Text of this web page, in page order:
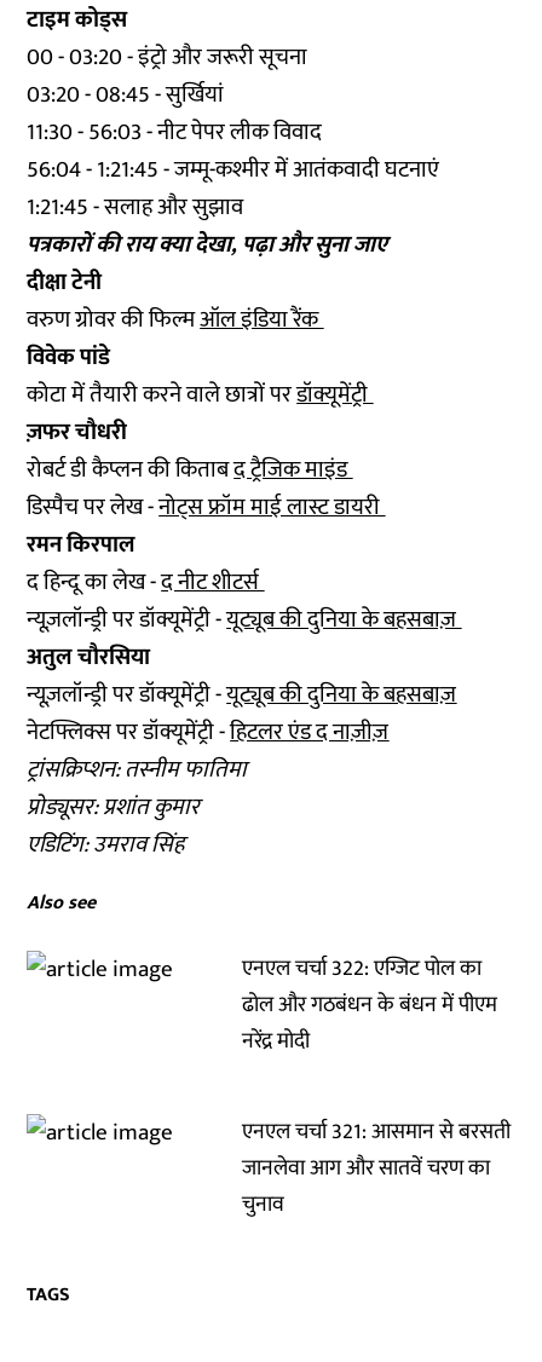
टाइम कोड्स
00 - 03:20 - इंट्रो और जरूरी सूचना
03:20 - 08:45 - सुर्खियां
11:30 - 56:03 - नीट पेपर लीक विवाद
56:04 - 1:21:45 - जम्मू-कश्मीर में आतंकवादी घटनाएं
1:21:45 - सलाह और सुझाव
पत्रकारों की राय क्या देखा, पढ़ा और सुना जाए
दीक्षा टेनी
वरुण ग्रोवर की फिल्मऑल इंडिया रैंक
विवेक पांडे
कोटा में तैयारी करने वाले छात्रों परडॉक्यूमेंट्री
ज़फर चौधरी
रोबर्ट डी कैप्लन की किताबद ट्रैजिक माइंड
डिस्पैच पर लेख -नोट्स फ्रॉम माई लास्ट डायरी
रमन किरपाल
द हिन्दू का लेख -द नीट शीटर्स
न्यूज़लॉन्ड्री पर डॉक्यूमेंट्री -यूट्यूब की दुनिया के बहसबाज़
अतुल चौरसिया
न्यूज़लॉन्ड्री पर डॉक्यूमेंट्री -यूट्यूब की दुनिया के बहसबाज़
नेटफ्लिक्स पर डॉक्यूमेंट्री -हिटलर एंड द नाज़ीज़
ट्रांसक्रिप्शन: तस्नीम फातिमा
प्रोड्यूसर: प्रशांत कुमार
एडिटिंग: उमराव सिंह
Also see
एनएल चर्चा 322: एग्जिट पोल का
ढोल और गठबंधन के बंधन में पीएम
नरेंद्र मोदी
एनएल चर्चा 321: आसमान से बरसती
जानलेवा आग और सातवें चरण का
चुनाव
TAGS